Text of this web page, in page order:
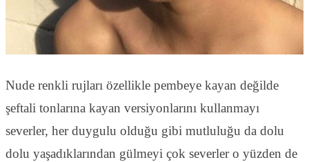
Nude renkli rujları özellikle pembeye kayan değilde
şeftali tonlarına kayan versiyonlarını kullanmayı
severler, her duygulu olduğu gibi mutluluğu da dolu
dolu yaşadıklarından gülmeyi çok severler o yüzden de